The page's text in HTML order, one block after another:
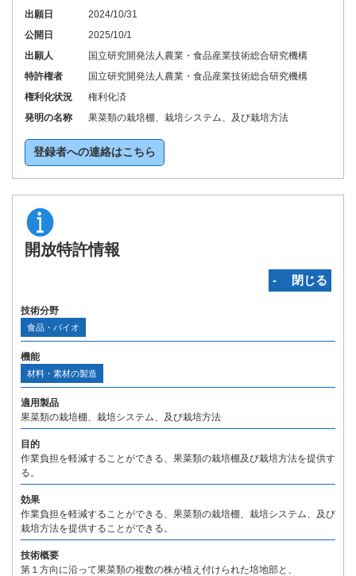
出願日
2024/10/31
公開日
2025/10/1
出願人
国立研究開発法人農業・食品産業技術総合研究機構
特許権者
国立研究開発法人農業・食品産業技術総合研究機構
権利化状況
権利化済
発明の名称
果菜類の栽培棚、栽培システム、及び栽培方法
登録者への連絡はこちら
開放特許情報
‐ 閉じる
技術分野
食品・バイオ
機能
材料・素材の製造
適用製品
果菜類の栽培棚、栽培システム、及び栽培方法
目的
作業負担を軽減することができる、果菜類の栽培棚及び栽培方法を提供す
る。
効果
作業負担を軽減することができる、果菜類の栽培棚、栽培システム、及び
栽培方法を提供することができる。
技術概要
第１方向に沿って果菜類の複数の株が植え付けられた培地部と、